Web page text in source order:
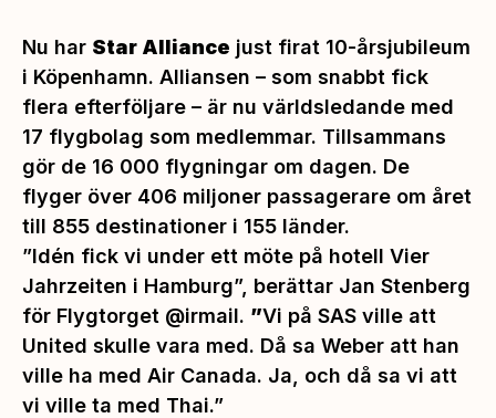
Nu har Star Alliance just firat 10-årsjubileum
i Köpenhamn. Alliansen – som snabbt fick
flera efterföljare – är nu världsledande med
17 flygbolag som medlemmar. Tillsammans
gör de 16 000 flygningar om dagen. De
flyger över 406 miljoner passagerare om året
till 855 destinationer i 155 länder.
”Idén fick vi under ett möte på hotell Vier
Jahrzeiten i Hamburg”, berättar Jan Stenberg
för Flygtorget @irmail. ”Vi på SAS ville att
United skulle vara med. Då sa Weber att han
ville ha med Air Canada. Ja, och då sa vi att
vi ville ta med Thai.”